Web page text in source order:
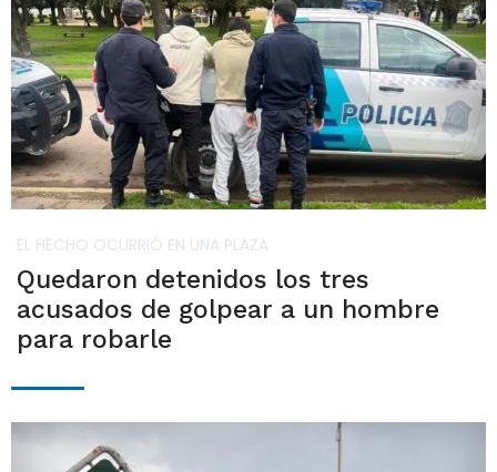
EL HECHO OCURRIÓ EN UNA PLAZA
Quedaron detenidos los tres
acusados de golpear a un hombre
para robarle